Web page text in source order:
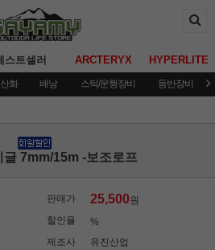
스트셀러 ARCTERYX HYPERLITE
화 배낭 스틱/운행장비 등반장비
글 7mm/15m -보조로프
판매가 25,500원
할인율
%
제조사
유진산업